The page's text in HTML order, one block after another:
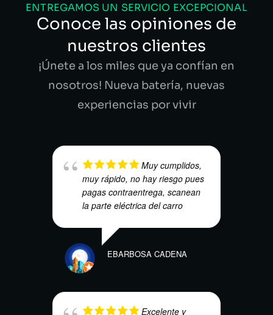
ENTREGAMOS UN SERVICIO EXCEPCIONAL
Conoce las opiniones de
nuestros clientes
¡Únete a los miles que ya confían en
nosotros! Nueva batería, nuevas
experiencias por vivir
Muy cumplidos,
muy rápido, no hay riesgo pues
pagas contraentrega, scanean
la parte eléctrica del carro
EBARBOSA CADENA
Excelente y